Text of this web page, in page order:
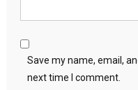
Save my name, email,
next time I comment.